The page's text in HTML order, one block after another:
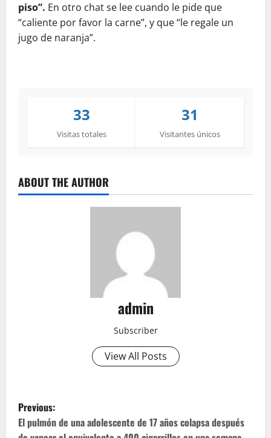
piso”. En otro chat se lee cuando le pide que
“caliente por favor la carne”, y que “le regale un
jugo de naranja”.
33
Visitas totales
31
Visitantes únicos
ABOUT THE AUTHOR
admin
Subscriber
View All Posts
P
o
Previous:
El pulmón de una adolescente de 17 años colapsa después